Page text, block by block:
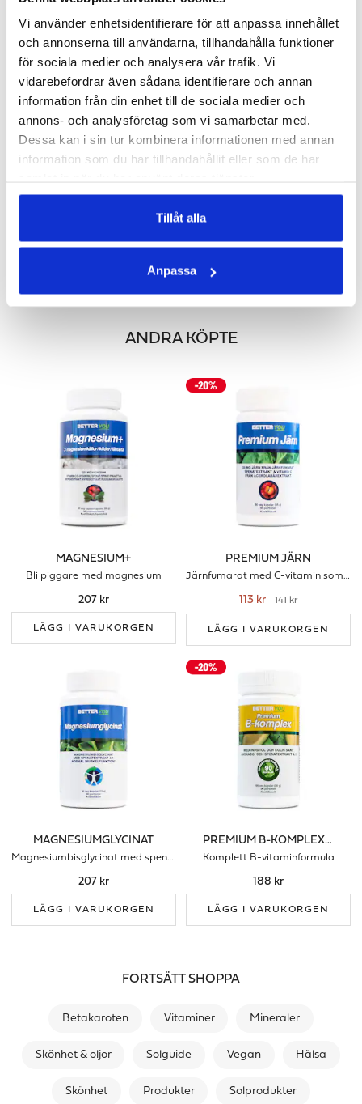
Vi använder enhetsidentifierare för att anpassa innehållet
och annonserna till användarna, tillhandahålla funktioner
för sociala medier och analysera vår trafik. Vi
vidarebefordrar även sådana identifierare och annan
information från din enhet till de sociala medier och
annons- och analysföretag som vi samarbetar med.
Dessa kan i sin tur kombinera informationen med annan
information som du har tillhandahållit eller som de har
Tillåt alla
Anpassa
Med MCT-fett för bättre upptag! Viktig för kroppens immunförsvar
ANDRA KÖPTE
MAGNESIUM+
Bli piggare med magnesium
207 kr
LÄGG I VARUKORGEN
PREMIUM JÄRN
Järnfumarat med C-vitamin som förbrättrar upptaget
113 kr 141 kr
LÄGG I VARUKORGEN
MAGNESIUMGLYCINAT
Magnesiumbisglycinat med spenatextrakt
207 kr
LÄGG I VARUKORGEN
PREMIUM B-KOMPLEX - 90 KAPS
Komplett B-vitaminformula
188 kr
LÄGG I VARUKORGEN
FORTSÄTT SHOPPA
Betakaroten Vitaminer Mineraler
Skönhet & oljor Solguide Vegan Hälsa
Skönhet Produkter Solprodukter